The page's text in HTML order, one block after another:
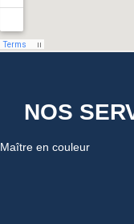
NOS
Maître en couleur